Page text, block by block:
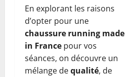
En explorant les raisons
d’opter pour une
chaussure running made
in France pour vos
séances, on découvre un
mélange dequalité, de